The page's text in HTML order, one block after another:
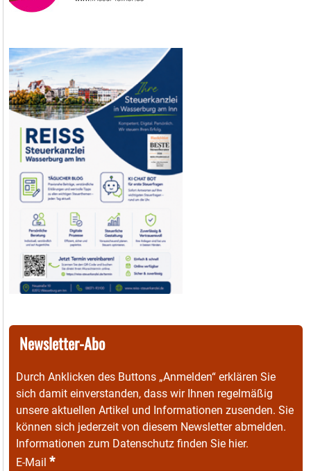
Newsletter-Abo
Durch Anklicken des Buttons „Anmelden“ erklären Sie
sich damit einverstanden, dass wir Ihnen regelmäßig
unsere aktuellen Artikel und Informationen zusenden. Sie
können sich jederzeit von diesem Newsletter abmelden.
Informationen zum Datenschutz finden Sie hier.
E-Mail *